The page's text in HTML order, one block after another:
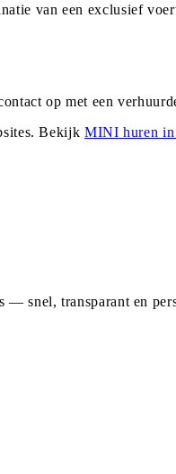
van een exclusief
op met een
Bekijk MINI huren in
— snel, transparant en